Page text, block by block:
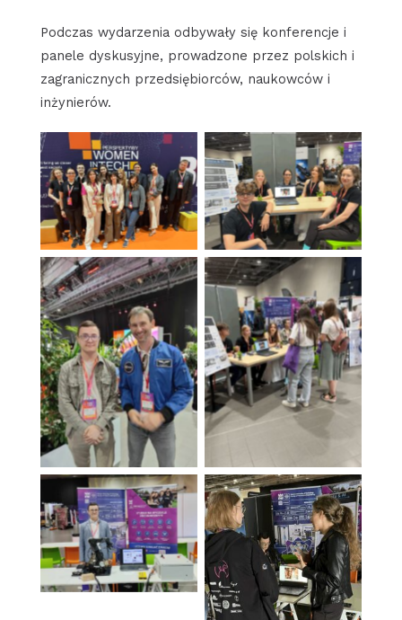
Podczas wydarzenia odbywały się konferencje i
panele dyskusyjne, prowadzone przez polskich i
zagranicznych przedsiębiorców, naukowców i
inżynierów.
Reprezentanci WM
PK
Koło Naukowe
Data&AI
Kamil Kaczmarz (AiR) i
Sławosz Uznański,
polski astronauta
Reprezentanci WM
PK
Koło naukowe AiR
Koło Naukowe
Data&AI